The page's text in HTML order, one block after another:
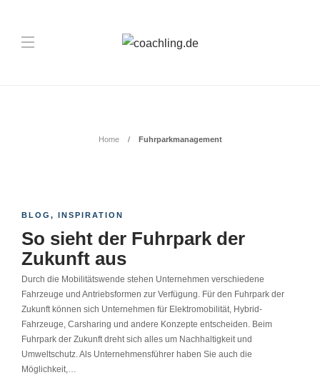
Home Fuhrparkmanagement
BLOG , INSPIRATION
So sieht der Fuhrpark der
Zukunft aus
Durch die Mobilitätswende stehen Unternehmen verschiedene
Fahrzeuge und Antriebsformen zur Verfügung. Für den Fuhrpark der
Zukunft können sich Unternehmen für Elektromobilität, Hybrid-
Fahrzeuge, Carsharing und andere Konzepte entscheiden. Beim
Fuhrpark der Zukunft dreht sich alles um Nachhaltigkeit und
Umweltschutz. Als Unternehmensführer haben Sie auch die
Möglichkeit,…